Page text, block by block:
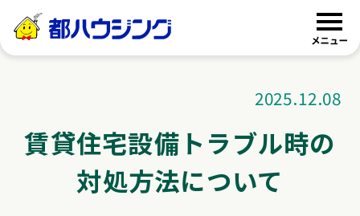
都ハウジング
2025.12.08
賃貸住宅設備トラブル時の
対処方法について